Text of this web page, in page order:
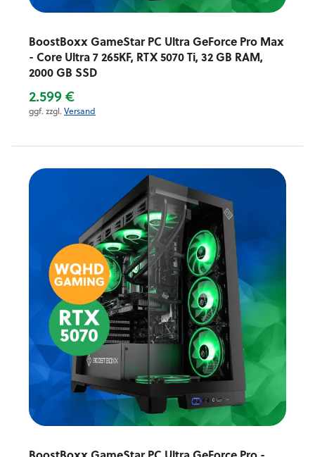
BoostBoxx GameStar PC Ultra GeForce Pro Max
- Core Ultra 7 265KF, RTX 5070 Ti, 32 GB RAM,
2000 GB SSD
2.599 €
ggf. zzgl. Versand